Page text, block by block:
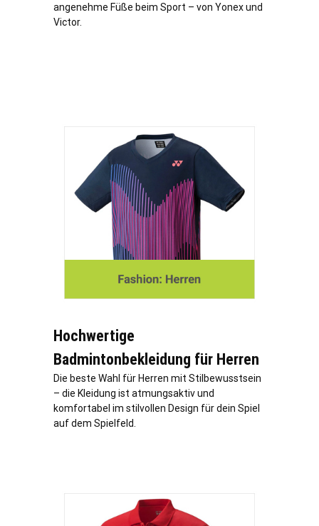
angenehme Füße beim Sport – von Yonex und
Victor.
Hochwertige
Badmintonbekleidung für Herren
Die beste Wahl für Herren mit Stilbewusstsein
– die Kleidung ist atmungsaktiv und
komfortabel im stilvollen Design für dein Spiel
auf dem Spielfeld.